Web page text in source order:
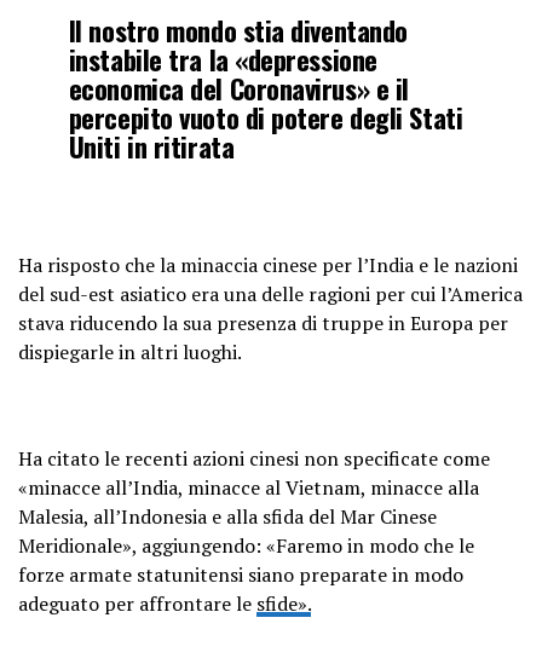
Il nostro mondo stia diventando
instabile tra la «depressione
economica del Coronavirus» e il
percepito vuoto di potere degli Stati
Uniti in ritirata
Ha risposto che la minaccia cinese per l’India e le nazioni
del sud-est asiatico era una delle ragioni per cui l’America
stava riducendo la sua presenza di truppe in Europa per
dispiegarle in altri luoghi.
Ha citato le recenti azioni cinesi non specificate come
«minacce all’India, minacce al Vietnam, minacce alla
Malesia, all’Indonesia e alla sfida del Mar Cinese
Meridionale», aggiungendo: «Faremo in modo che le
forze armate statunitensi siano preparate in modo
adeguato per affrontare le sfide».